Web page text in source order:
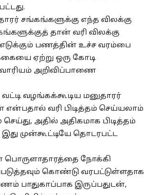
சங்கங்களுக்கு எந்த விலக்கு
தான் வரி விலக்கு
எடுக்கும் பணத்தின் உச்ச வரம்பை
ஏற்று ஒரு கோடி
வாரியம் அறிவிப்பாணை
வழங்கக்கூடிய மனுதாரர்
என்பதால் வரி பிடித்தம் செய்யலாம்
அதில் அதிகமாக பிடித்தம்
முன்கூட்டியே தொடரபட்ட
பொருளாதாரத்தை நோக்கி
கொண்டு வரபட்டுள்ளதாக
பாதுகாப்பாக இருப்பதுடன்,